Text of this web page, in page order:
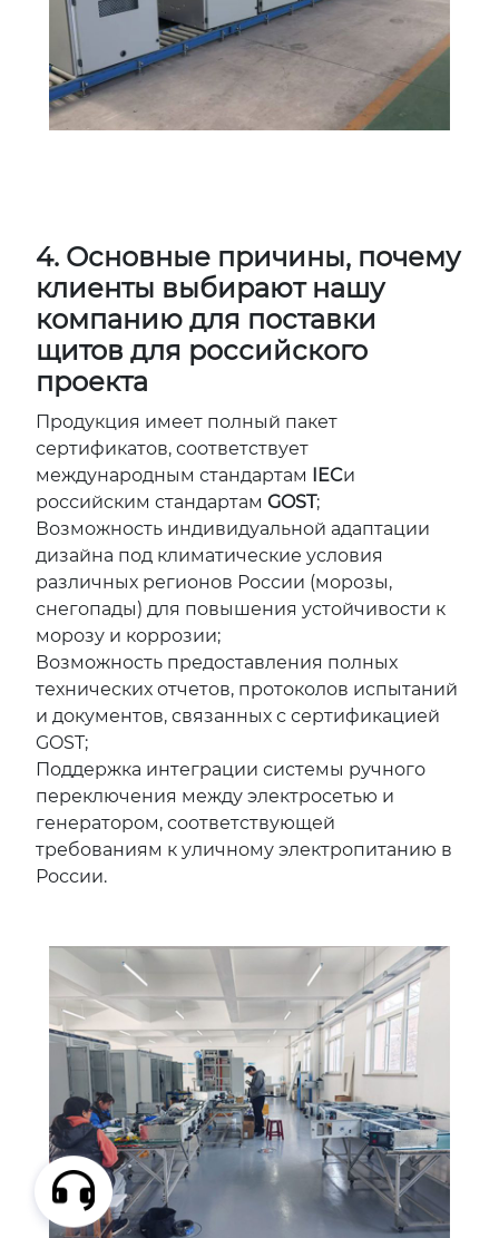
4. Основные причины, почему
клиенты выбирают нашу
компанию для поставки
щитов для российского
проекта
Продукция имеет полный пакет
сертификатов, соответствует
международным стандартам IECи
российским стандартам GOST;
Возможность индивидуальной адаптации
дизайна под климатические условия
различных регионов России (морозы,
снегопады) для повышения устойчивости к
морозу и коррозии;
Возможность предоставления полных
технических отчетов, протоколов испытаний
и документов, связанных с сертификацией
GOST;
Поддержка интеграции системы ручного
переключения между электросетью и
генератором, соответствующей
требованиям к уличному электропитанию в
России.